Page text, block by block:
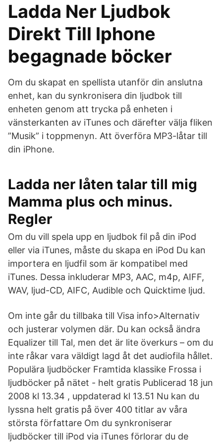
Ladda Ner Ljudbok
Direkt Till Iphone
begagnade böcker
Om du skapat en spellista utanför din anslutna
enhet, kan du synkronisera din ljudbok till
enheten genom att trycka på enheten i
vänsterkanten av iTunes och därefter välja fliken
”Musik” i toppmenyn. Att överföra MP3-låtar till
din iPhone.
Ladda ner låten talar till mig
Mamma plus och minus.
Regler
Om du vill spela upp en ljudbok fil på din iPod
eller via iTunes, måste du skapa en iPod Du kan
importera en ljudfil som är kompatibel med
iTunes. Dessa inkluderar MP3, AAC, m4p, AIFF,
WAV, ljud-CD, AIFC, Audible och Quicktime ljud.
Om inte går du tillbaka till Visa info>Alternativ
och justerar volymen där. Du kan också ändra
Equalizer till Tal, men det är lite överkurs – om du
inte råkar vara väldigt lagd åt det audiofila hållet.
Populära ljudböcker Framtida klassike Frossa i
ljudböcker på nätet - helt gratis Publicerad 18 jun
2008 kl 13.34 , uppdaterad kl 13.51 Nu kan du
lyssna helt gratis på över 400 titlar av våra
största författare Om du synkroniserar
ljudböcker till iPod via iTunes förlorar du de